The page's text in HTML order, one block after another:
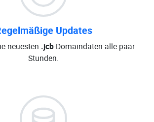
Updates
neuesten .jcb-Domaindaten alle paar
Stunden.